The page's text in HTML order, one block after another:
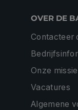
OVER DE
Contacteer
Onze missie
Vacatures
Algemene